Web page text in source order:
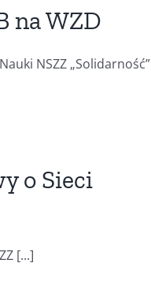
na WZD
NSZZ „Solidarność”
o Sieci
[...]